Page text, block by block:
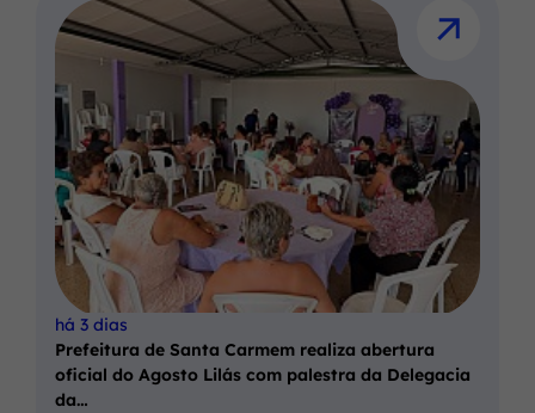
há 3 dias
Prefeitura de Santa Carmem realiza abertura
oficial do Agosto Lilás com palestra da Delegacia
da…